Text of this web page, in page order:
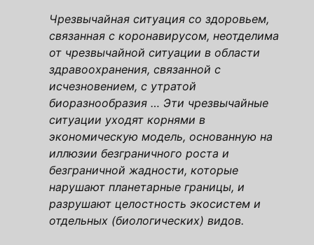
Чрезвычайная ситуация со здоровьем,
связанная с коронавирусом, неотделима
от чрезвычайной ситуации в области
здравоохранения, связанной с
исчезновением, с утратой
биоразнообразия … Эти чрезвычайные
ситуации уходят корнями в
экономическую модель, основанную на
иллюзии безграничного роста и
безграничной жадности, которые
нарушают планетарные границы, и
разрушают целостность экосистем и
отдельных (биологических) видов.